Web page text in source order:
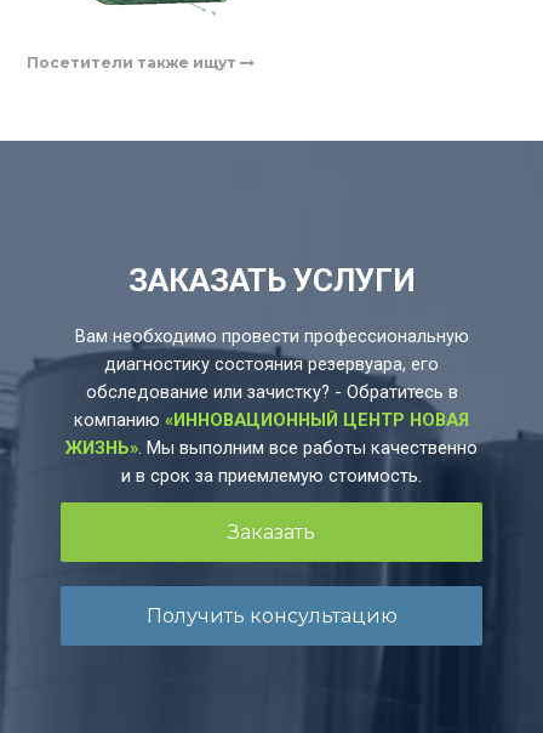
Посетители также ищут
ЗАКАЗАТЬ УСЛУГИ
Вам необходимо провести профессиональную
диагностику состояния резервуара, его
обследование или зачистку? - Обратитесь в
компанию «ИННОВАЦИОННЫЙ ЦЕНТР НОВАЯ
ЖИЗНЬ». Мы выполним все работы качественно
и в срок за приемлемую стоимость.
Заказать
Получить консультацию